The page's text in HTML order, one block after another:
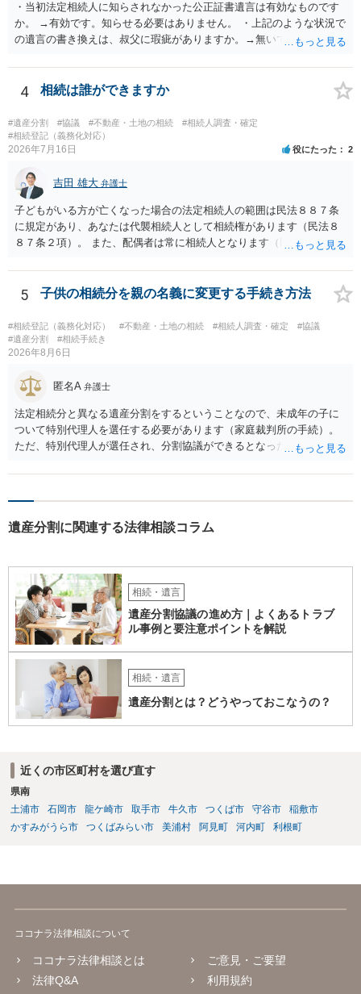
・当初法定相続人に知らされなかった公正証書遺言は有効なものです
か。 →有効です。知らせる必要はありません。 ・上記のような状況で
の遺言の書き換えは、叔父に瑕疵がありますか。→無いです。 ・分割
ますか。 →本人が自由に決められますので、どこが妥当とは言えない
です。客観的な基準もありません。 ・できれば穏やかに、分割を拒否
ないということでしょうか。遺言で、受取を指定されててもいらない
と拒否することはできます。理由を説明する必要はありません。
4 相続は誰ができますか
#遺産分割 #協議 #不動産・土地の相続
#相続人調査・確定
#相続登記（義務化対応）
2026年7月16日 役にたった 2
吉田 雄大 弁護士
子どもがいる方が亡くなった場合の法定相続人の範囲は民法８８７条
に規定があり、あなたは代襲相続人として相続権があります（民法８
８７条２項）。 また、配偶者は常に相続人となります（民法８９０
も相続権があります。つまり、孫５人に加えて「おじ又はおば」にも
相続権がある可能性があります。
5 子供の相続分を親の名義に変更する手続き方法
#相続登記（義務化対応） #不動産・土地の相続 #相続人調査・確定
#協議
#遺産分割
#相続手続き
2026年8月6日
匿名A 弁護士
法定相続分と異なる遺産分割をするということなので、未成年の子に
ついて特別代理人を選任する必要があります（家庭裁判所の手続）。
ただ、特別代理人が選任され、分割協議ができるとなったとしても、
の権利も守られなければならないからです。 相続財産全体で、未成年
相続分以上に多くの遺産を取得することができるというわけではあり
遺産分割に関連する法律相談コラム
相続・遺言
遺産分割協議の進め方｜よくあるトラブ
ル事例と要注意ポイントを解説
相続・遺言
遺産分割とは？どうやっておこなうの？
近くの市区町村を選び直す
県南
土浦市
石岡市 龍ケ崎市 取手市 牛久市 つくば市 守谷市
稲敷市
かすみがうら市
つくばみらい市 美浦村 阿見町 河内町 利根町
ココナラ法律相談について
ココナラ法律相談とは
法律Q&A
ご意見・ご要望
利用規約